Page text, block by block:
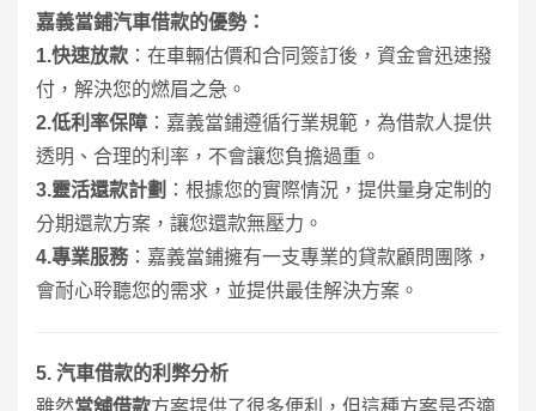
嘉義當鋪汽車借款的優勢：
1.快速放款 ：在車輛估價和合同簽訂後，資金會迅速撥
付，解決您的燃眉之急。
2.低利率保障 ：嘉義當鋪遵循行業規範，為借款人提供
透明、合理的利率，不會讓您負擔過重。
3.靈活還款計劃 ：根據您的實際情況，提供量身定制的
分期還款方案，讓您還款無壓力。
4.專業服務 ：嘉義當鋪擁有一支專業的貸款顧問團隊，
會耐心聆聽您的需求，並提供最佳解決方案。
5. 汽車借款的利弊分析